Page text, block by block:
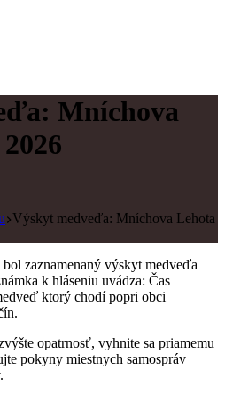
Mníchova
Výskyt medveďa: Mníchova Lehota
bol zaznamenaný výskyt medveďa
k hláseniu uvádza: Čas
ktorý chodí popri obci
opatrnosť, vyhnite sa priamemu
pokyny miestnych samospráv